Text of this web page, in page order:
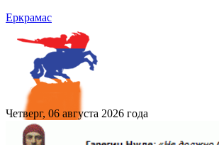
Еркрамас
Четверг, 06 августа 2026 года